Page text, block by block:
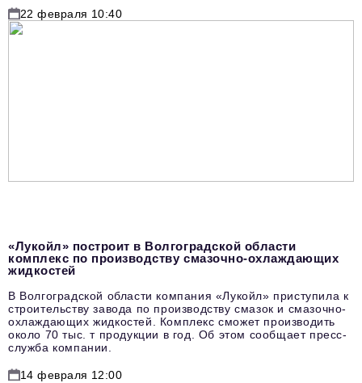
22 февраля 10:40
«Лукойл» построит в Волгоградской области
комплекс по производству смазочно-охлаждающих
жидкостей
В Волгоградской области компания «Лукойл» приступила к
строительству завода по производству смазок и смазочно-
охлаждающих жидкостей. Комплекс сможет производить
около 70 тыс. т продукции в год. Об этом сообщает пресс-
служба компании.
14 февраля 12:00